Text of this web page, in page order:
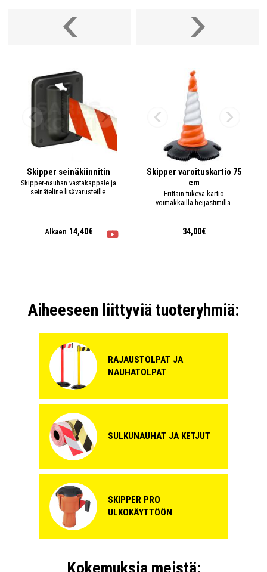
Skipper seinäkiinnitin
Skipper-nauhan vastakappale ja
seinäteline lisävarusteille.
Alkaen 14,40€
Skipper varoituskartio 75
cm
Erittäin tukeva kartio
voimakkailla heijastimilla.
34,00€
Aiheeseen liittyviä tuoteryhmiä:
RAJAUSTOLPAT JA
NAUHATOLPAT
SULKUNAUHAT JA KETJUT
SKIPPER PRO
ULKOKÄYTTÖÖN